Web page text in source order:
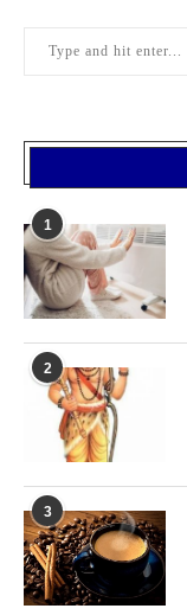
1
2
3